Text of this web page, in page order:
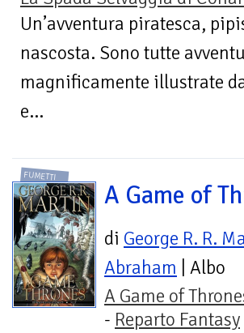
Un’avventura piratesca,
nascosta. Sono tutte
magnificamente illustrate
e...
FUMETTI
A Game of
di George R. R.
Abraham | Albo
A Game of
- Reparto Fantasy